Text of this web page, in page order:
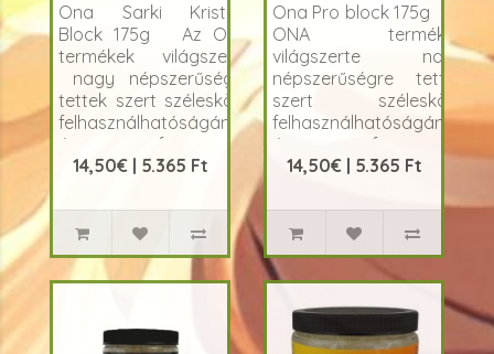
Ona Sarki Kristály
Block 175g Az ONA
termékek világszerte
nagy népszerűségre
tettek szert széleskörű
felhasználhatóságának
és professzionális
minőségüknek ..
14,50€ | 5.365 Ft
Ona Pro block 175g Az
ONA termékek
világszerte nagy
népszerűségre tettek
szert széleskörű
felhasználhatóságának
és professzionális
minőségüknek és
14,50€ | 5.365 Ft